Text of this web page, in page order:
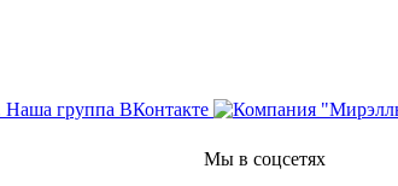
Мы в соцсетях